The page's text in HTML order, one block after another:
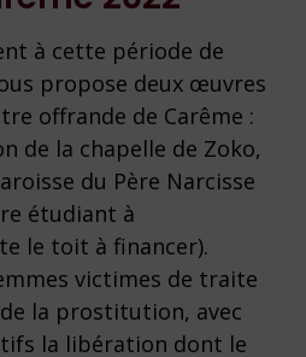
à cette période de
propose deux œuvres
offrande de Carême :
de la chapelle de Zoko,
du Père Narcisse
étudiant à
le toit à financer).
victimes de traite
la prostitution, avec
la libération dont le